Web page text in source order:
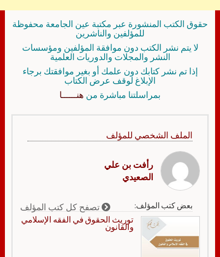
حقوق الكتب المنشورة عبر مكتبة عين الجامعة محفوظة
للمؤلفين والناشرين
لا يتم نشر الكتب دون موافقة المؤلفين ومؤسسات
النشر والمجلات والدوريات العلمية
إذا تم نشر كتابك دون علمك أو بغير موافقتك برجاء
الإبلاغ لوقف عرض الكتاب
بمراسلتنا مباشرة من هنــــــا
الملف الشخصي للمؤلف
رأفت بن علي
الصعيدي
بعض كتب المؤلف: تصفح كل كتب المؤلف
توريث الحقوق في الفقه الإسلامي
والقانون